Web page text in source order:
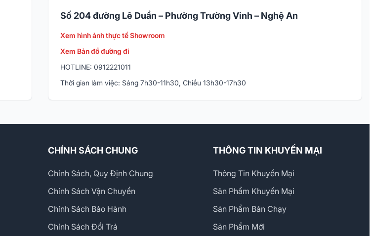
Số 204 đường Lê Duẩn – Phường Trường Vinh – Nghệ An
Xem hình ảnh thực tế Showroom
Xem Bản đồ đường đi
HOTLINE: 0912221011
Thời gian làm việc: Sáng 7h30-11h30, Chiều 13h30-17h30
CHÍNH SÁCH CHUNG
Chính Sách, Quy Định Chung
Chính Sách Vận Chuyển
Chính Sách Bảo Hành
Chính Sách Đổi Trả
THÔNG TIN KHUYẾN MẠI
Thông Tin Khuyến Mại
Sản Phẩm Khuyến Mại
Sản Phẩm Bán Chạy
Sản Phẩm Mới